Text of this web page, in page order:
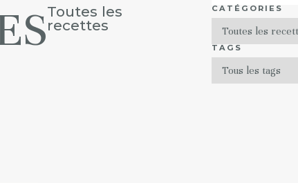
Toutes les
recettes
CATÉGORIES
TAGS